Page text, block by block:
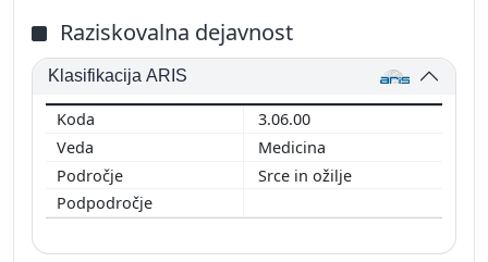
Raziskovalna dejavnost
Klasifikacija ARIS
3.06.00
Medicina
Srce in ožilje